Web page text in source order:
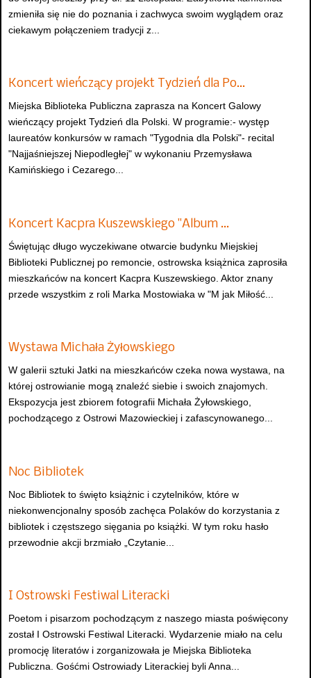
zmieniła się nie do poznania i zachwyca swoim wyglądem oraz
ciekawym połączeniem tradycji z...
Koncert wieńczący projekt Tydzień dla Po…
Miejska Biblioteka Publiczna zaprasza na Koncert Galowy
wieńczący projekt Tydzień dla Polski. W programie:- występ
laureatów konkursów w ramach "Tygodnia dla Polski"- recital
"Najjaśniejszej Niepodległej" w wykonaniu Przemysława
Kamińskiego i Cezarego...
Koncert Kacpra Kuszewskiego "Album …
Świętując długo wyczekiwane otwarcie budynku Miejskiej
Biblioteki Publicznej po remoncie, ostrowska książnica zaprosiła
mieszkańców na koncert Kacpra Kuszewskiego. Aktor znany
przede wszystkim z roli Marka Mostowiaka w "M jak Miłość...
Wystawa Michała Żyłowskiego
W galerii sztuki Jatki na mieszkańców czeka nowa wystawa, na
której ostrowianie mogą znaleźć siebie i swoich znajomych.
Ekspozycja jest zbiorem fotografii Michała Żyłowskiego,
pochodzącego z Ostrowi Mazowieckiej i zafascynowanego...
Noc Bibliotek
Noc Bibliotek to święto książnic i czytelników, które w
niekonwencjonalny sposób zachęca Polaków do korzystania z
bibliotek i częstszego sięgania po książki. W tym roku hasło
przewodnie akcji brzmiało „Czytanie...
I Ostrowski Festiwal Literacki
Poetom i pisarzom pochodzącym z naszego miasta poświęcony
został I Ostrowski Festiwal Literacki. Wydarzenie miało na celu
promocję literatów i zorganizowała je Miejska Biblioteka
Publiczna. Gośćmi Ostrowiady Literackiej byli Anna...